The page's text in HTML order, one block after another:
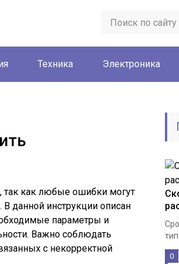
Техника Электроника
так как любые ошибки могут
данной инструкции описан
параметры и
Важно соблюдать
с некорректной
0